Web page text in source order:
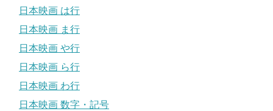
日本映画 は行
日本映画 ま行
日本映画 や行
日本映画 ら行
日本映画 わ行
日本映画 数字・記号